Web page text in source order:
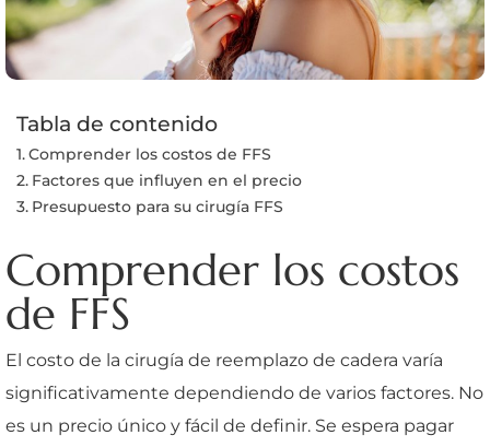
Tabla de contenido
Comprender los costos de FFS
Factores que influyen en el precio
Presupuesto para su cirugía FFS
Comprender los costos
de FFS
El costo de la cirugía de reemplazo de cadera varía
significativamente dependiendo de varios factores. No
es un precio único y fácil de definir. Se espera pagar